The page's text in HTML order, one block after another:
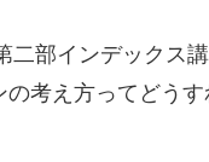
二部インデックス
考え方ってどうす